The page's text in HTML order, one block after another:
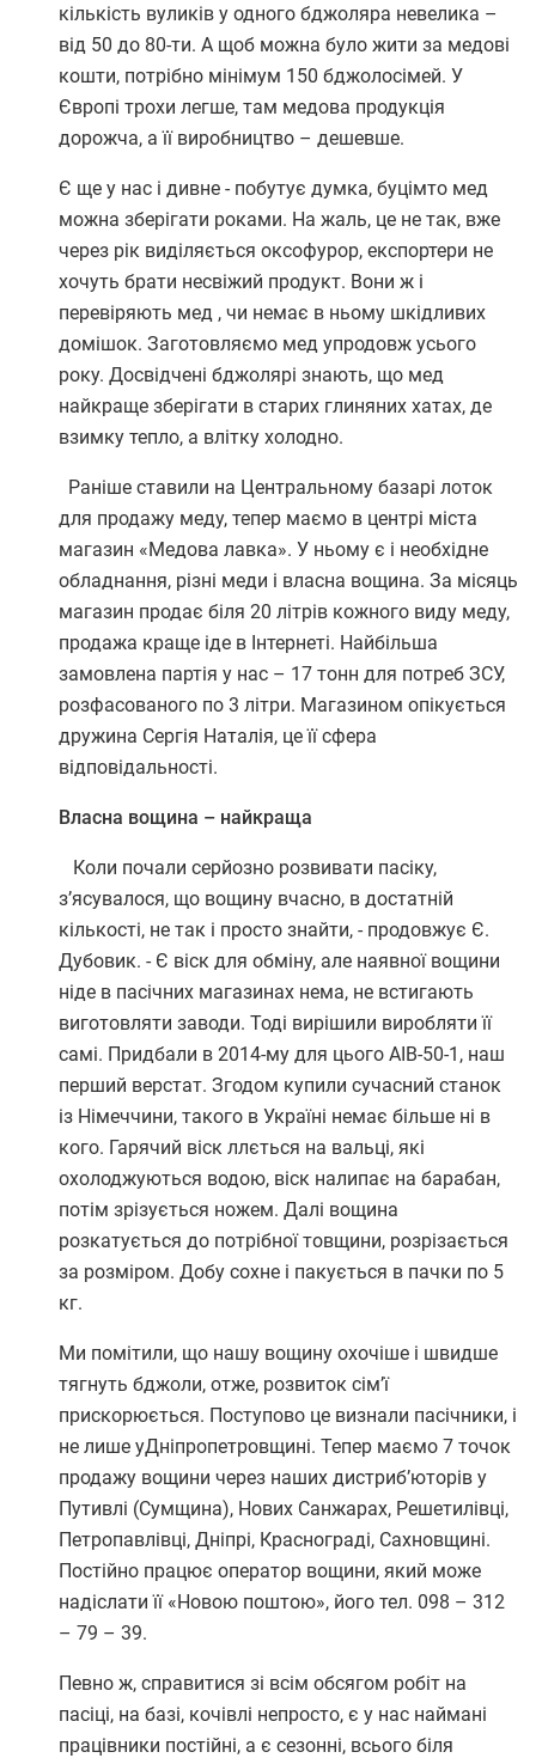
кількість вуликів у одного бджоляра невелика –
від 50 до 80-ти. А щоб можна було жити за медові
кошти, потрібно мінімум 150 бджолосімей. У
Європі трохи легше, там медова продукція
дорожча, а її виробництво – дешевше.
Є ще у нас і дивне - побутує думка, буцімто мед
можна зберігати роками. На жаль, це не так, вже
через рік виділяється оксофурор, експортери не
хочуть брати несвіжий продукт. Вони ж і
перевіряють мед , чи немає в ньому шкідливих
домішок. Заготовляємо мед упродовж усього
року. Досвідчені бджолярі знають, що мед
найкраще зберігати в старих глиняних хатах, де
взимку тепло, а влітку холодно.
Раніше ставили на Центральному базарі лоток
для продажу меду, тепер маємо в центрі міста
магазин «Медова лавка». У ньому є і необхідне
обладнання, різні меди і власна вощина. За місяць
магазин продає біля 20 літрів кожного виду меду,
продажа краще іде в Інтернеті. Найбільша
замовлена партія у нас – 17 тонн для потреб ЗСУ,
розфасованого по 3 літри. Магазином опікується
дружина Сергія Наталія, це її сфера
відповідальності.
Власна вощина – найкраща
Коли почали серйозно розвивати пасіку,
з’ясувалося, що вощину вчасно, в достатній
кількості, не так і просто знайти, - продовжує Є.
Дубовик. - Є віск для обміну, але наявної вощини
ніде в пасічних магазинах нема, не встигають
виготовляти заводи. Тоді вирішили виробляти її
самі. Придбали в 2014-му для цього АІВ-50-1, наш
перший верстат. Згодом купили сучасний станок
із Німеччини, такого в Україні немає більше ні в
кого. Гарячий віск ллється на вальці, які
охолоджуються водою, віск налипає на барабан,
потім зрізується ножем. Далі вощина
розкатується до потрібної товщини, розрізається
за розміром. Добу сохне і пакується в пачки по 5
кг.
Ми помітили, що нашу вощину охочіше і швидше
тягнуть бджоли, отже, розвиток сім’ї
прискорюється. Поступово це визнали пасічники, і
не лише уДніпропетровщині. Тепер маємо 7 точок
продажу вощини через наших дистриб’юторів у
Путивлі (Сумщина), Нових Санжарах, Решетилівці,
Петропавлівці, Дніпрі, Краснограді, Сахновщині.
Постійно працює оператор вощини, який може
надіслати її «Новою поштою», його тел. 098 – 312
– 79 – 39.
Певно ж, справитися зі всім обсягом робіт на
пасіці, на базі, кочівлі непросто, є у нас наймані
працівники постійні, а є сезонні, всього біля